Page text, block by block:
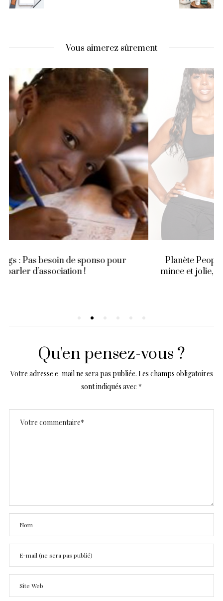
Vous aimerez sûrement
Planète People : Tu ne seras plus seulement,
mince et jolie, tu seras aussi tonique et musclée
Qu'en pensez-vous ?
Votre adresse e-mail ne sera pas publiée. Les champs obligatoires
sont indiqués avec *